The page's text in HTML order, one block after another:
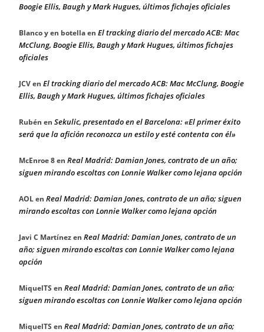
Boogie Ellis, Baugh y Mark Hugues, últimos fichajes oficiales
Blanco y en botellaen El tracking diario del mercado ACB: Mac
McClung, Boogie Ellis, Baugh y Mark Hugues, últimos fichajes
oficiales
JCVen El tracking diario del mercado ACB: Mac McClung, Boogie
Ellis, Baugh y Mark Hugues, últimos fichajes oficiales
Rubén en Sekulic, presentado en el Barcelona: «El primer éxito
será que la afición reconozca un estilo y esté contenta con él»
McEnroe 8en Real Madrid: Damian Jones, contrato de un año;
siguen mirando escoltas con Lonnie Walker como lejana opción
AOLen Real Madrid: Damian Jones, contrato de un año; siguen
mirando escoltas con Lonnie Walker como lejana opción
Javi C Martínezen Real Madrid: Damian Jones, contrato de un
año; siguen mirando escoltas con Lonnie Walker como lejana
opción
MiquelTS en Real Madrid: Damian Jones, contrato de un año;
siguen mirando escoltas con Lonnie Walker como lejana opción
MiquelTS en Real Madrid: Damian Jones, contrato de un año;